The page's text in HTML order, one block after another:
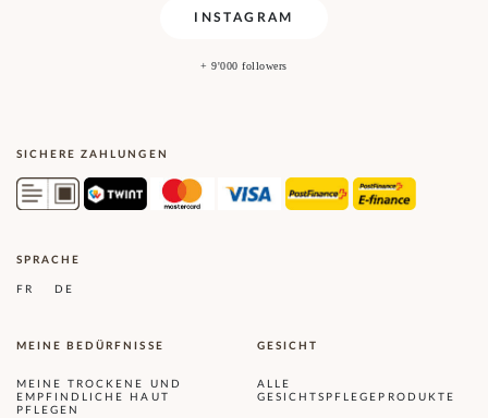
INSTAGRAM
+ 9'000 followers
SICHERE ZAHLUNGEN
SPRACHE
FR DE
MEINE BEDÜRFNISSE
MEINE TROCKENE UND
EMPFINDLICHE HAUT
PFLEGEN
GESICHT
ALLE
GESICHTSPFLEGEPRODUKTE